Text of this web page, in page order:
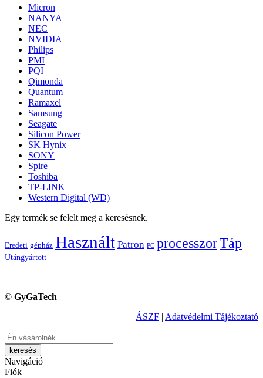
Micron
NANYA
NEC
NVIDIA
Philips
PMI
PQI
Qimonda
Quantum
Ramaxel
Samsung
Seagate
Silicon Power
SK Hynix
SONY
Spire
Toshiba
TP-LINK
Western Digital (WD)
Egy termék se felelt meg a keresésnek.
Eredeti gépház Használt Patron PC processzorTáp
Utángyártott
© GyGaTech
ÁSZF | Adatvédelmi Tájékoztató
Keresés
Navigáció
Fiók